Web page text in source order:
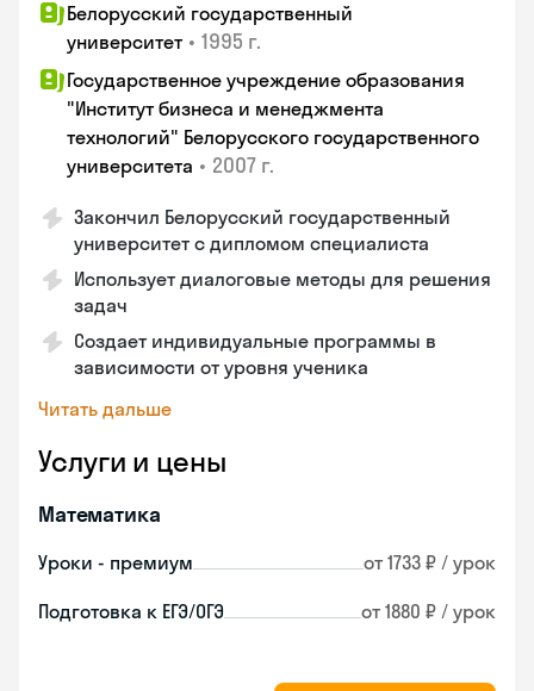
Белорусский государственный
университет • 1995 г.
Государственное учреждение образования
"Институт бизнеса и менеджмента
технологий" Белорусского государственного
университета • 2007 г.
Закончил Белорусский государственный
университет с дипломом специалиста
Использует диалоговые методы для решения
задач
Создает индивидуальные программы в
зависимости от уровня ученика
Читать дальше
Услуги и цены
Математика
Уроки - премиум от 1733 ₽ / урок
Подготовка к ЕГЭ/ОГЭ от 1880 ₽ / урок